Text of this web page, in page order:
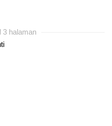
3 halaman